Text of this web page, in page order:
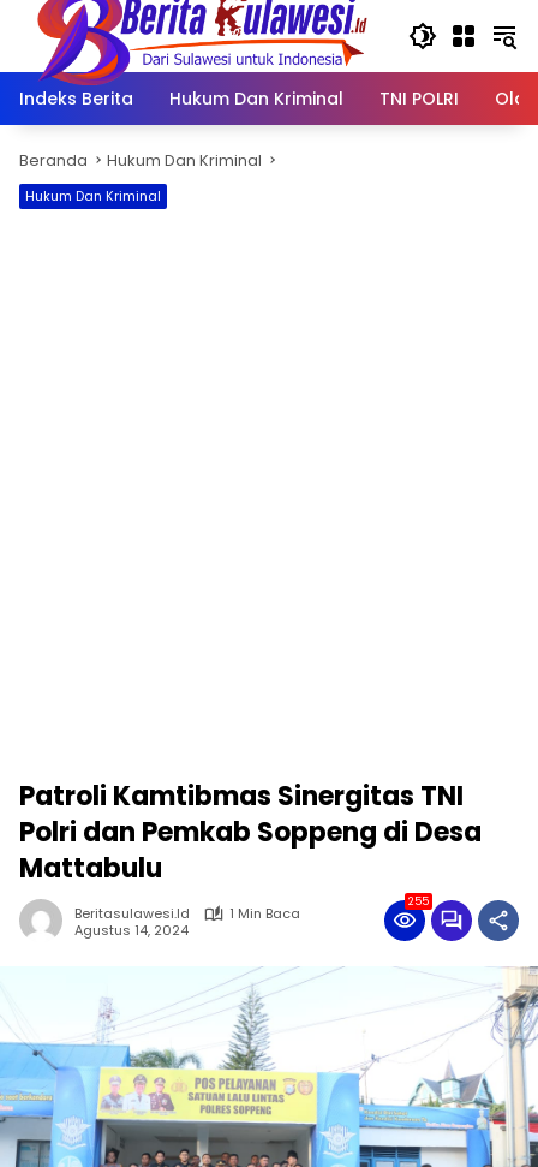
Langsung
konten
Indeks Berita
Hukum Dan Kriminal TNI POLRI
Beranda Hukum Dan Kriminal
Hukum Dan Kriminal
Patroli Kamtibmas Sinergitas TNI
Polri dan Pemkab Soppeng di Desa
Mattabulu
Beritasulawesi.id
1 Min Baca
Agustus 14, 2024
255